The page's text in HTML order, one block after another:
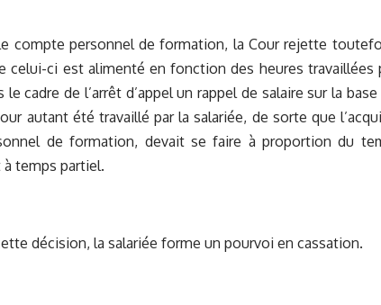
compte personnel de formation, la Cour rejette
celui-ci est alimenté en fonction des heures travaillées
le cadre de l’arrêt d’appel un rappel de salaire sur la
autant été travaillé par la salariée, de sorte que
de formation, devait se faire à proportion du
temps partiel.
décision, la salariée forme un pourvoi en cassation.